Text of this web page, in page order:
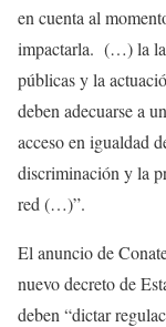
en cuenta al
impactarla. (…) la
públicas y la
deben adecuarse a
acceso en igualdad
discriminación y la
red (…)”.
El anuncio de
nuevo decreto de
deben “dictar